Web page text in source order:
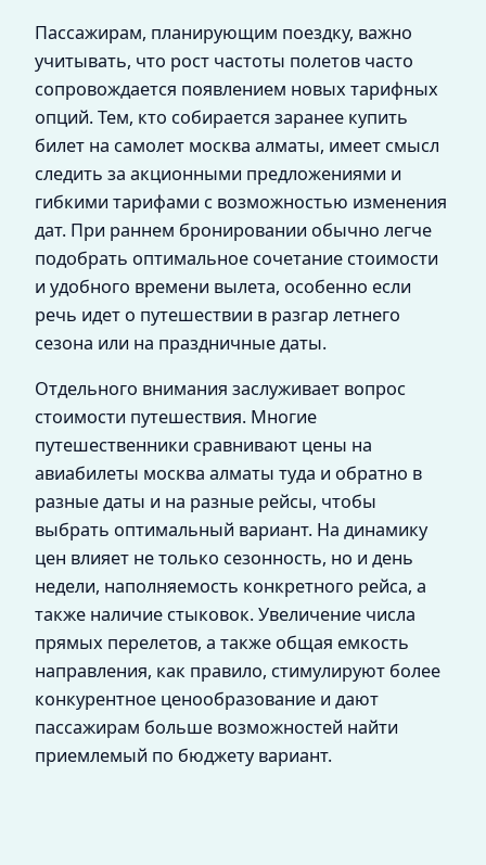
Пассажирам, планирующим поездку, важно
учитывать, что рост частоты полетов часто
сопровождается появлением новых тарифных
опций. Тем, кто собирается заранее купить
билет на самолет москва алматы, имеет смысл
следить за акционными предложениями и
гибкими тарифами с возможностью изменения
дат. При раннем бронировании обычно легче
подобрать оптимальное сочетание стоимости
и удобного времени вылета, особенно если
речь идет о путешествии в разгар летнего
сезона или на праздничные даты.
Отдельного внимания заслуживает вопрос
стоимости путешествия. Многие
путешественники сравнивают цены на
авиабилеты москва алматы туда и обратно в
разные даты и на разные рейсы, чтобы
выбрать оптимальный вариант. На динамику
цен влияет не только сезонность, но и день
недели, наполняемость конкретного рейса, а
также наличие стыковок. Увеличение числа
прямых перелетов, а также общая емкость
направления, как правило, стимулируют более
конкурентное ценообразование и дают
пассажирам больше возможностей найти
приемлемый по бюджету вариант.